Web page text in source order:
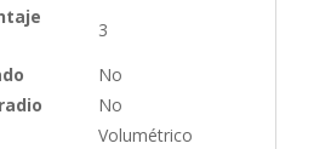
3
No
No
Volumétrico